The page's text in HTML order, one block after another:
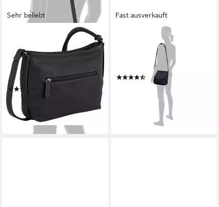
Sehr beliebt
Umhängetasche Malu, aus
weichem genarbtem
Lederimitat mit raffinierten
Cut-Outs
(29)
41,40 €
lieferbar - in 1-2 Werktagen bei dir
Fast ausverkauft
Umhängetasche Elfie, Damen
Schultertasche, Handtasche
mit Logo-Aufnäher
(6)
lieferbar - in 3-5 Werktagen bei dir